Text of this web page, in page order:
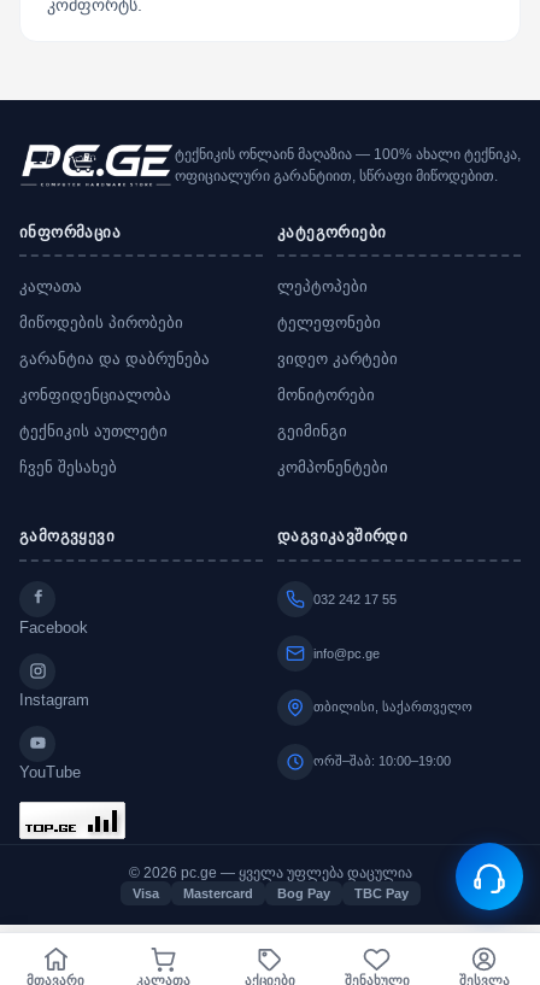
კომფორტს.
ტექნიკის ონლაინ მაღაზია — 100% ახალი ტექნიკა,
ოფიციალური გარანტიით, სწრაფი მიწოდებით.
ინფორმაცია
კალათა
მიწოდების პირობები
გარანტია და დაბრუნება
კონფიდენციალობა
ტექნიკის აუთლეტი
ჩვენ შესახებ
კატეგორიები
ლეპტოპები
ტელეფონები
ვიდეო კარტები
მონიტორები
გეიმინგი
კომპონენტები
გამოგვყევი
Facebook
Instagram
YouTube
დაგვიკავშირდი
032 242 17 55
info@pc.ge
თბილისი, საქართველო
ორშ–შაბ: 10:00–19:00
© 2026 pc.ge — ყველა უფლება დაცულია
Visa Mastercard Bog Pay TBC Pay
მთავარი კალათა აქციები შენახული შესვლა